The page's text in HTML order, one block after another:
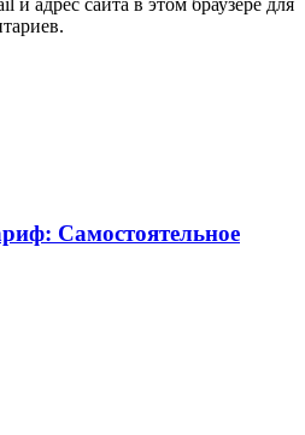
и адрес сайта в этом браузере для
Самостоятельное